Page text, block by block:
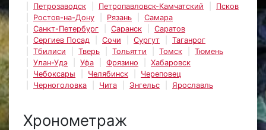
Петрозаводск
Петропавловск-Камчатский
Псков
Ростов-на-Дону
Рязань
Самара
Санкт-Петербург
Саранск
Саратов
Сергиев Посад
Сочи Сургут
Таганрог
Тбилиси
Тверь Тольятти Томск
Тюмень
Улан-Удэ
Уфа Фрязино
Хабаровск
Чебоксары
Челябинск
Череповец
Черноголовка
Чита Энгельс Ярославль
Хронометраж